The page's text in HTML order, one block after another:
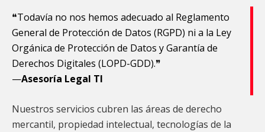
❝Todavía no nos hemos adecuado al Reglamento
General de Protección de Datos (RGPD) ni a la Ley
Orgánica de Protección de Datos y Garantía de
Derechos Digitales (LOPD-GDD).❞
—Asesoría Legal TI
Nuestros servicios cubren las áreas de derecho
mercantil, propiedad intelectual, tecnologías de la